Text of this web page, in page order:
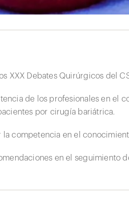
XXX Debates Quirúrgicos del
de los profesionales en el
por cirugía bariátrica.
la competencia en el
en el seguimiento